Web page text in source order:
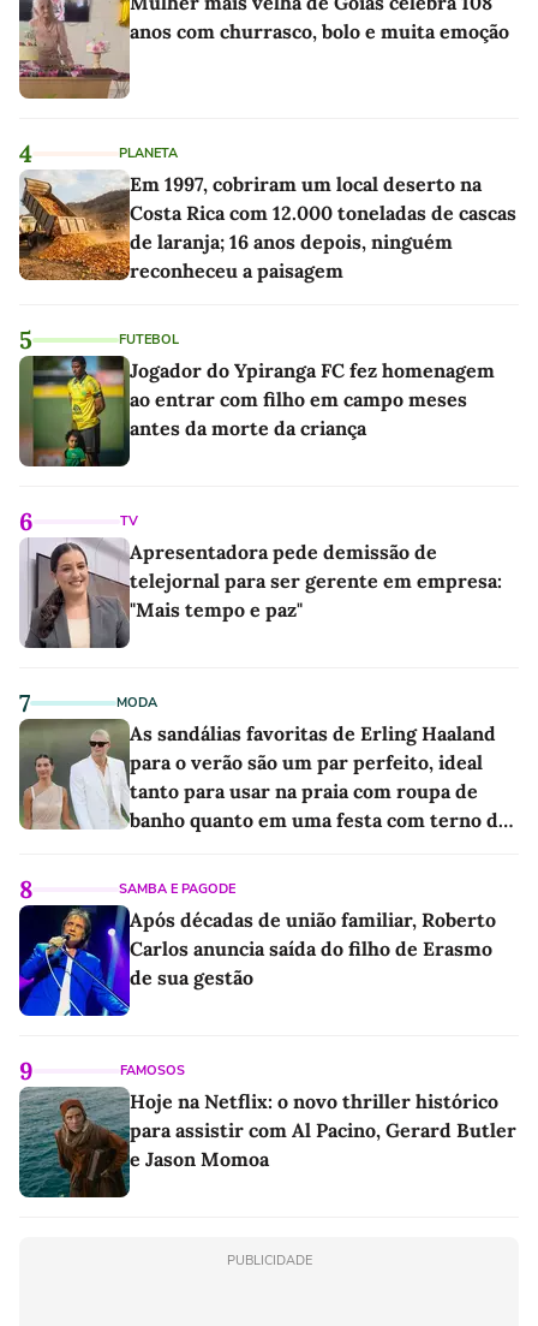
anos com churrasco, bolo e muita emoção
4 PLANETA
Em 1997, cobriram um local deserto na
Costa Rica com 12.000 toneladas de cascas
de laranja; 16 anos depois, ninguém
reconheceu a paisagem
5 FUTEBOL
Jogador do Ypiranga FC fez homenagem
ao entrar com filho em campo meses
antes da morte da criança
6 TV
Apresentadora pede demissão de
telejornal para ser gerente em empresa:
"Mais tempo e paz"
7 MODA
As sandálias favoritas de Erling Haaland
para o verão são um par perfeito, ideal
tanto para usar na praia com roupa de
banho quanto em uma festa com terno de
8 SAMBA E PAGODE
Após décadas de união familiar, Roberto
Carlos anuncia saída do filho de Erasmo
de sua gestão
9 FAMOSOS
Hoje na Netflix: o novo thriller histórico
para assistir com Al Pacino, Gerard Butler
e Jason Momoa
PUBLICIDADE